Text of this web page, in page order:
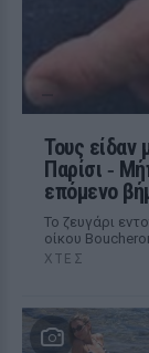
Τους είδαν
Παρίσι ‑
επόμενο
Το ζευγάρι
οίκου
ΧΤΕΣ